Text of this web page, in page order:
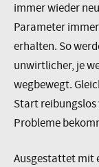
immer wieder
Parameter
erhalten. So
unwirtlicher, je
wegbewegt.
Start reibungslos
Probleme
Ausgestattet mit